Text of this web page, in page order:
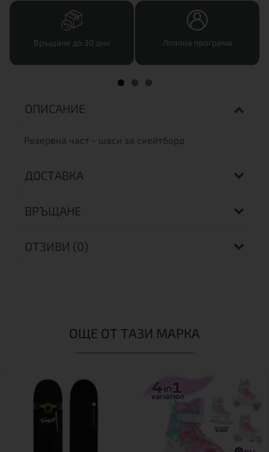
Връщане до 30 дни Лоялна програма
ОПИСАНИЕ
Резервна част - шаси за скейтборд
ДОСТАВКА
ВРЪЩАНЕ
ОТЗИВИ (0)
ОЩЕ ОТ ТАЗИ МАРКА